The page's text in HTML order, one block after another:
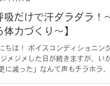
吸だけで汗ダラダラ
体力づくり〜】
ちは！ ボイスコンディショニ
ジメした日が続きますが、い
に減った」なんて声もチラホ